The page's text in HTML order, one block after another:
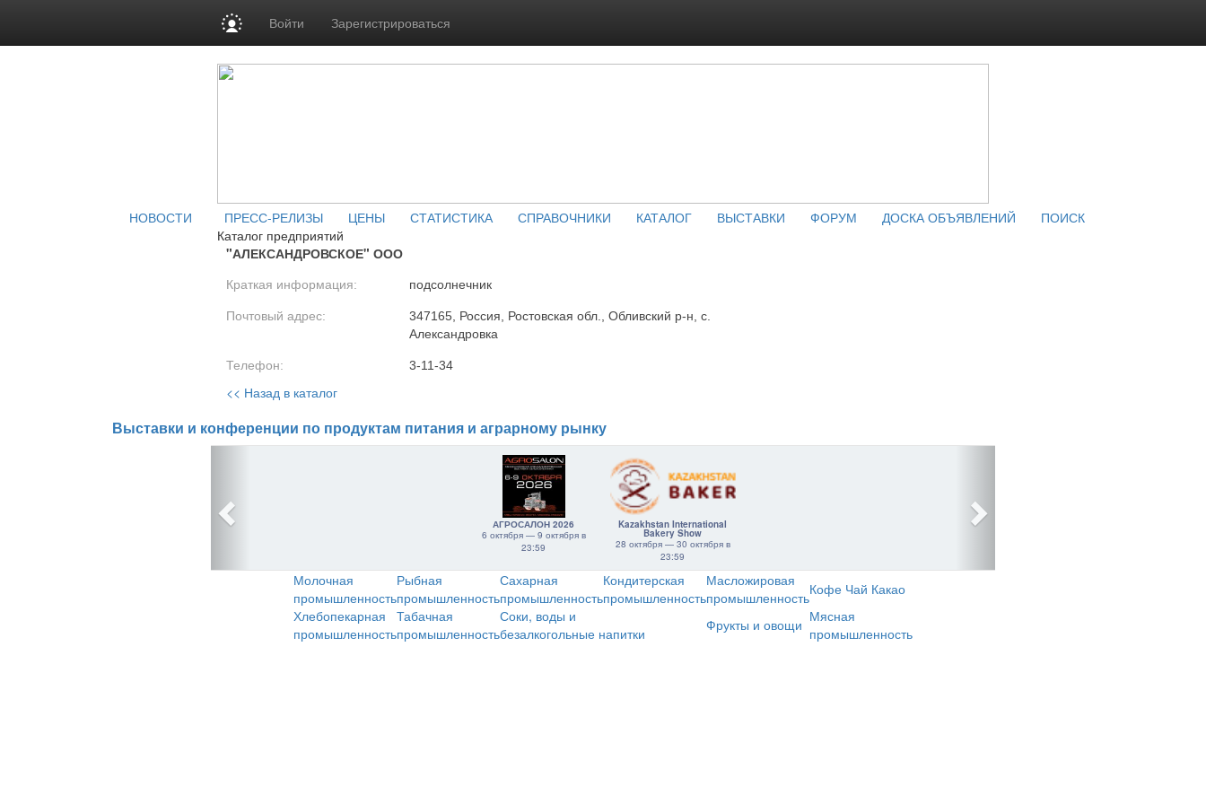
Войти Зарегистрироваться
НОВОСТИ ПРЕСС-РЕЛИЗЫ ЦЕНЫ СТАТИСТИКА СПРАВОЧНИКИ КАТАЛОГ ВЫСТАВКИ ФОРУМ ДОСКА ОБЪЯВЛЕНИЙ
ПОИСК
Каталог предприятий
"АЛЕКСАНДРОВСКОЕ" ООО
Краткая информация: подсолнечник
Почтовый адрес:
347165, Россия, Ростовская обл., Обливский р-н, с.
Александровка
Телефон: 3-11-34
<< Назад в каталог
Выставки и конференции по продуктам питания и аграрному рынку
АГРОСАЛОН 2026
6 октября — 9 октября в
23:59
Kazakhstan International
Bakery Show
28 октября — 30 октября в
23:59
Молочная
промышленность
Рыбная
промышленность
Сахарная
промышленность
Кондитерская
промышленность
Масложировая
промышленностьКофе Чай Какао
Хлебопекарная
промышленность
Табачная
промышленность
Соки, воды и
безалкогольные напитки
Фрукты и овощи Мясная
промышленность